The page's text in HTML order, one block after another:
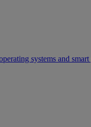
systems and smart